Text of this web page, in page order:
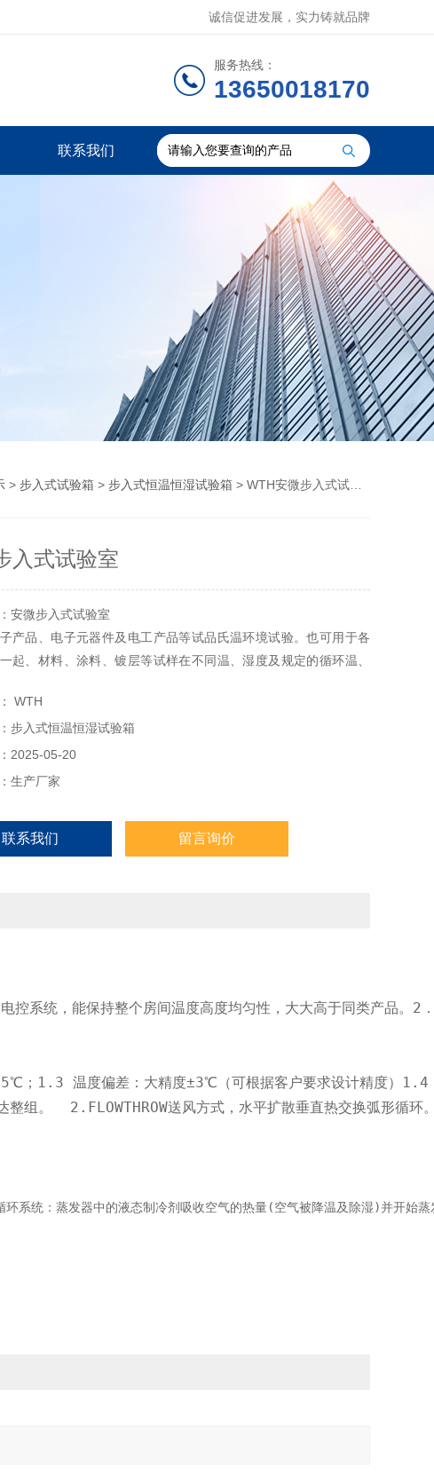
诚信促进发展，实力铸就品牌
服务热线：
13650018170
联系我们
> 步入式试验箱 > 步入式恒温恒湿试验箱 > WTH安微步入式试验室
入式试验室
安微步入式试验室
产品、电子元器件及电工产品等试品氏温环境试验。也可用于各
起、材料、涂料、镀层等试样在不同温、湿度及规定的循环温、
WTH
步入式恒温恒湿试验箱
2025-05-20
生产厂家
联系我们 留言询价
控系统，能保持整个房间温度高度均匀性，大大高于同类产品
1.3 温度偏差：大精度±3℃（可根据客户要求设计精度）1.4
整组。  2.FLOWTHROW送风方式，水平扩散垂直热交换弧
系统：蒸发器中的液态制冷剂吸收空气的热量(空气被降温及除湿)并开